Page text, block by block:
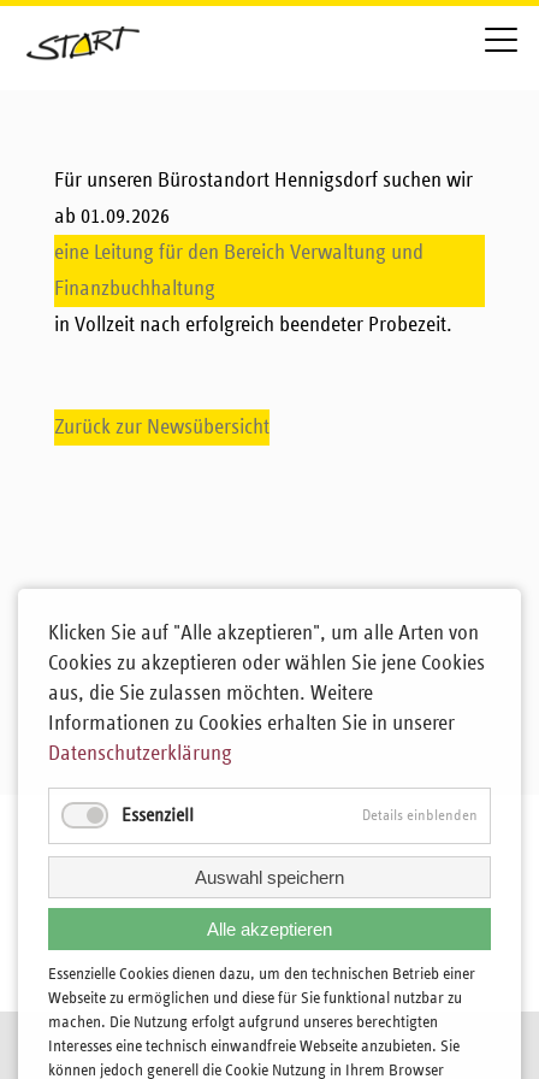
Für unseren Bürostandort Hennigsdorf suchen wir
ab 01.09.2026
eine Leitung für den Bereich Verwaltung und
Finanzbuchhaltung
in Vollzeit nach erfolgreich beendeter Probezeit.
Zurück zur Newsübersicht
Navigation
überspringen
Kontakt
Klicken Sie auf "Alle akzeptieren", um alle Arten von
Cookies zu akzeptieren oder wählen Sie jene Cookies
aus, die Sie zulassen möchten. Weitere
Informationen zu Cookies erhalten Sie in unserer
Datenschutzerklärung
Essenziell Details einblenden
Auswahl speichern
Alle akzeptieren
Essenzielle Cookies dienen dazu, um den technischen Betrieb einer
Webseite zu ermöglichen und diese für Sie funktional nutzbar zu
machen. Die Nutzung erfolgt aufgrund unseres berechtigten
Interesses eine technisch einwandfreie Webseite anzubieten. Sie
können jedoch generell die Cookie Nutzung in Ihrem Browser